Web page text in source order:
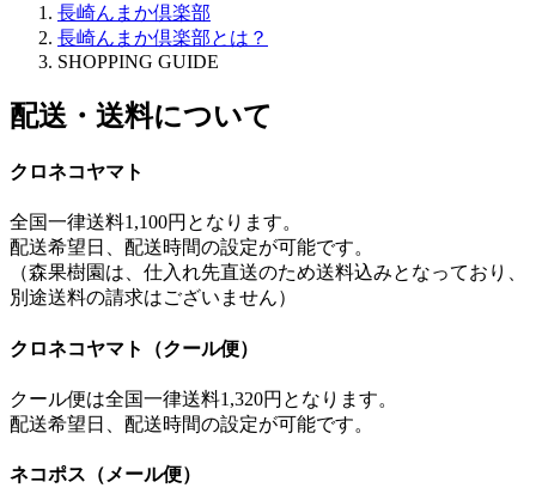
長崎んまか倶楽部
長崎んまか倶楽部とは？
SHOPPING GUIDE
配送・送料について
クロネコヤマト
全国一律送料1,100円となります。
配送希望日、配送時間の設定が可能です。
（森果樹園は、仕入れ先直送のため送料込みとなっており、
別途送料の請求はございません）
クロネコヤマト（クール便）
クール便は全国一律送料1,320円となります。
配送希望日、配送時間の設定が可能です。
ネコポス（メール便）